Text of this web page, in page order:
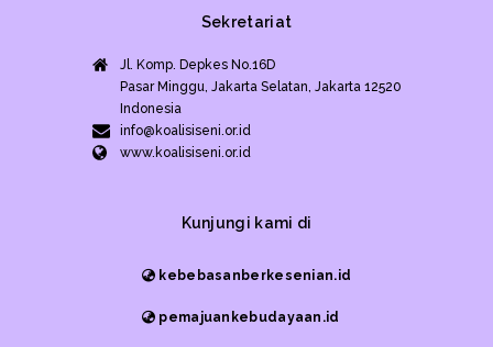
Sekretariat
Jl. Komp. Depkes No.16D
Pasar Minggu, Jakarta Selatan, Jakarta 12520
Indonesia
info@koalisiseni.or.id
www.koalisiseni.or.id
Kunjungi kami di
kebebasanberkesenian.id
pemajuankebudayaan.id